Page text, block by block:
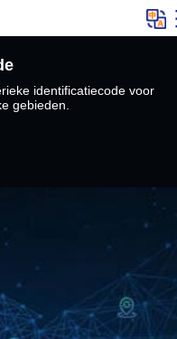
identificatiecode voor
gebieden.